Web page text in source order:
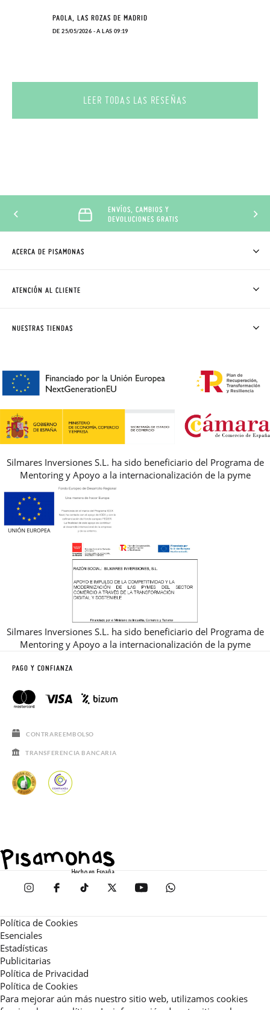
PAOLA, LAS ROZAS DE MADRID
DE 25/05/2026 - A LAS 09:19
LEER TODAS LAS RESEÑAS
ENVÍOS, CAMBIOS Y
DEVOLUCIONES GRATIS
ACERCA DE PISAMONAS
CÓMO COMPRAR
AVISO LEGAL, PRIVACIDAD Y COOKIES
REBAJAS
ATENCIÓN AL CLIENTE
PREGUNTAS FRECUENTES
NUESTRAS TIENDAS
Silmares Inversiones S.L. ha sido beneficiario del Programa de
Mentoring y Apoyo a la internacionalización de la pyme
Silmares Inversiones S.L. ha sido beneficiario del Programa de
Mentoring y Apoyo a la internacionalización de la pyme
PAGO Y CONFIANZA
CONTRAREEMBOLSO
TRANSFERENCIA BANCARIA
Política de Cookies
Esenciales
Estadísticas
Publicitarias
Política de Privacidad
Política de Cookies
Para mejorar aún más nuestro sitio web, utilizamos cookies